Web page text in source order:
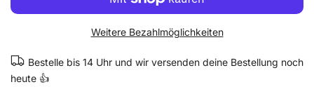
Weitere Bezahlmöglichkeiten
Bestelle bis 14 Uhr und wir versenden deine Bestellung noch
heute 👍